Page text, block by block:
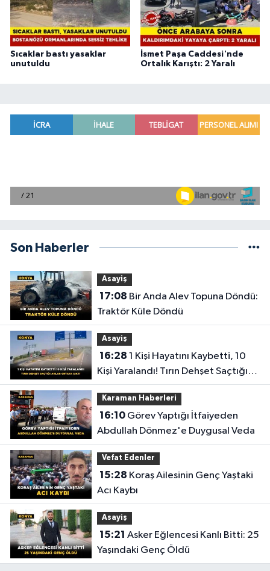
Sıcaklar bastı yasaklar
unutuldu
İsmet Paşa Caddesi'nde
Ortalık Karıştı: 2 Yaralı
Son Haberler
Asayiş
17:08
Traktör Küle Döndü
Asayiş
16:28
Kişi Yaralandı! Tırın Dehşet Saçtığı
Anlar Ortaya Çıktı
Karaman Haberleri
16:10Görev Yaptığı İtfaiyeden
Abdullah Dönmez'e Duygusal Veda
Vefat Edenler
15:28
Acı Kaybı
Asayiş
15:21
Yaşındaki Genç Öldü